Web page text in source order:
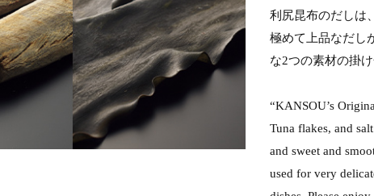
利尻昆布のだしは
極めて上品なだし
な2つの素材の掛
“KANSOU’s
Tuna flakes, and
and sweet and
used for very